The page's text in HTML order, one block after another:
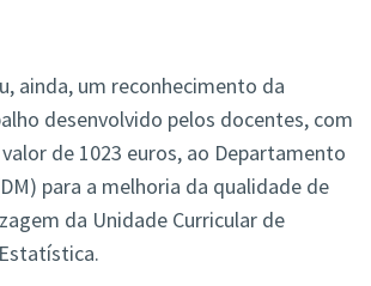
ainda, um reconhecimento da
desenvolvido pelos docentes, com
de 1023 euros, ao Departamento
para a melhoria da qualidade de
da Unidade Curricular de